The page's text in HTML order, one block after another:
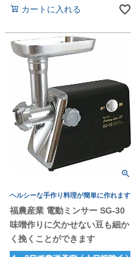
カートに入れる
ヘルシーな手作り料理が簡単に作れます
福農産業 電動ミンサー SG-30
味噌作りに欠かせない豆も細か
く挽くことができます